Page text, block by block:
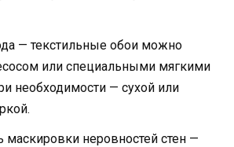
— текстильные обои можно
или специальными мягкими
необходимости — сухой или
маскировки неровностей стен —